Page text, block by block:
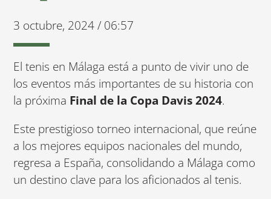
3 octubre, 2024 / 06:57
El tenis en Málaga está a punto de vivir uno de
los eventos más importantes de su historia con
la próxima Final de la Copa Davis 2024.
Este prestigioso torneo internacional, que reúne
a los mejores equipos nacionales del mundo,
regresa a España, consolidando a Málaga como
un destino clave para los aficionados al tenis.